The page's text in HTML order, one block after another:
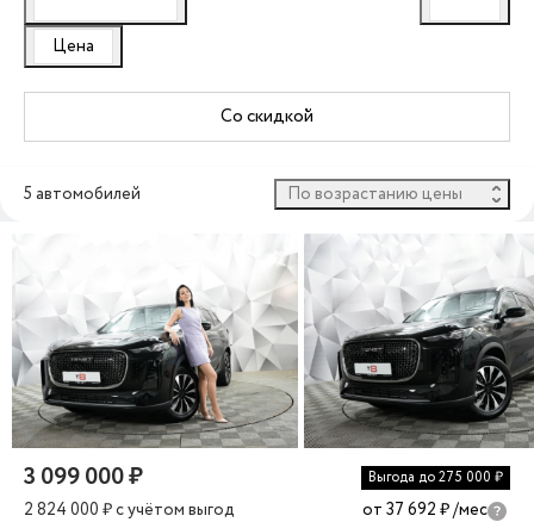
Цена
Со скидкой
5 автомобилей
3 099 000 ₽ Выгода до 275 000 ₽
2 824 000 ₽c учётом выгод от 37 692 ₽/мес